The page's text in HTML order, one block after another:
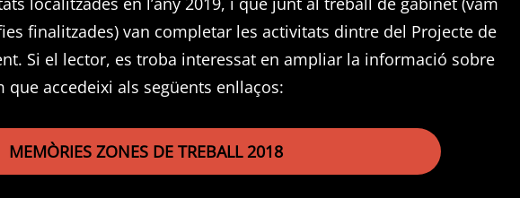
finalitzades) van completar les activitats dintre del Projecte de
Si el lector, es troba interessat en ampliar la informació sobre
accedeixi als següents enllaços:
MEMÒRIES ZONES DE TREBALL 2018